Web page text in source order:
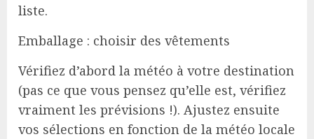
liste.
Emballage : choisir des vêtements
Vérifiez d’abord la météo à votre destination
(pas ce que vous pensez qu’elle est, vérifiez
vraiment les prévisions !). Ajustez ensuite
vos sélections en fonction de la météo locale